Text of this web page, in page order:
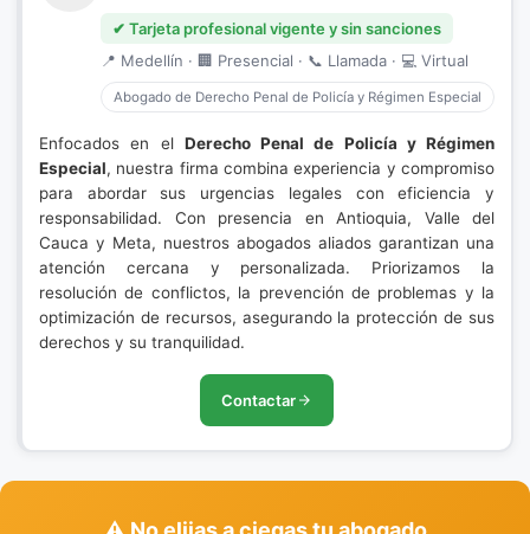
✔ Tarjeta profesional vigente y sin sanciones
📍 Medellín · 🏢 Presencial · 📞 Llamada · 💻 Virtual
Abogado de Derecho Penal de Policía y Régimen Especial
Enfocados en el Derecho Penal de Policía y Régimen
Especial, nuestra firma combina experiencia y compromiso
para abordar sus urgencias legales con eficiencia y
responsabilidad. Con presencia en Antioquia, Valle del
Cauca y Meta, nuestros abogados aliados garantizan una
atención cercana y personalizada. Priorizamos la
resolución de conflictos, la prevención de problemas y la
optimización de recursos, asegurando la protección de sus
derechos y su tranquilidad.
Contactar